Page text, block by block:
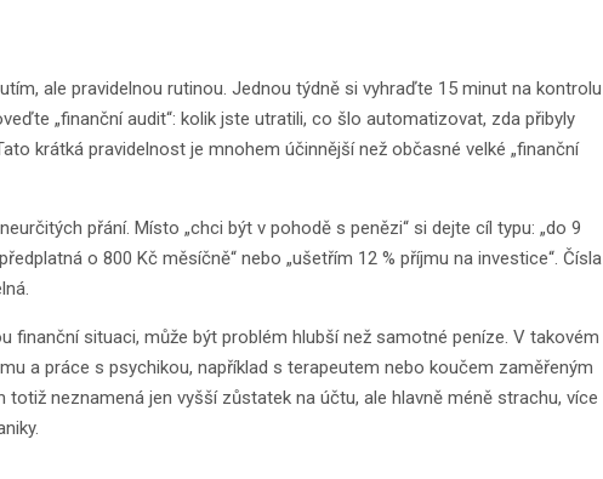
ale pravidelnou rutinou. Jednou týdně si vyhraďte 15 minut na kontrolu
„finanční audit“: kolik jste utratili, co šlo automatizovat, zda přibyly
krátká pravidelnost je mnohem účinnější než občasné velké „finanční
přání. Místo „chci být v pohodě s penězi“ si dejte cíl typu: „do 9
o 800 Kč měsíčně“ nebo „ušetřím 12 % příjmu na investice“. Čísla
finanční situaci, může být problém hlubší než samotné peníze. V takovém
a práce s psychikou, například s terapeutem nebo koučem zaměřeným
totiž neznamená jen vyšší zůstatek na účtu, ale hlavně méně strachu, více